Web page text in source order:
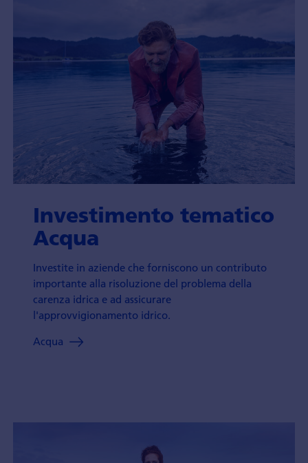
Investimento tematico
Acqua
Investite in aziende che forniscono un contributo
importante alla risoluzione del problema della
carenza idrica e ad assicurare
l'approvvigionamento idrico.
Acqua